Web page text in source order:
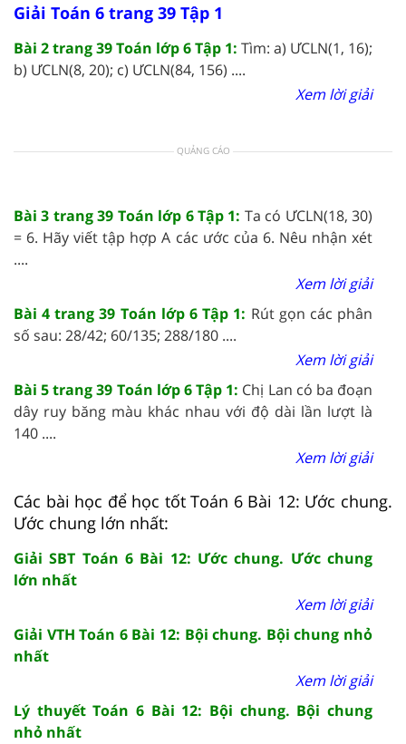
Giải Toán 6 trang 39 Tập 1
Bài 2 trang 39 Toán lớp 6 Tập 1: Tìm: a) ƯCLN(1, 16);
b) ƯCLN(8, 20); c) ƯCLN(84, 156) ....
Xem lời giải
QUẢNG CÁO
Bài 3 trang 39 Toán lớp 6 Tập 1: Ta có ƯCLN(18, 30)
= 6. Hãy viết tập hợp A các ước của 6. Nêu nhận xét
....
Xem lời giải
Bài 4 trang 39 Toán lớp 6 Tập 1: Rút gọn các phân
số sau: 28/42; 60/135; 288/180 ....
Xem lời giải
Bài 5 trang 39 Toán lớp 6 Tập 1: Chị Lan có ba đoạn
dây ruy băng màu khác nhau với độ dài lần lượt là
140 ....
Xem lời giải
Các bài học để học tốt Toán 6 Bài 12: Ước chung.
Ước chung lớn nhất:
Giải SBT Toán 6 Bài 12: Ước chung. Ước chung
lớn nhất
Xem lời giải
Giải VTH Toán 6 Bài 12: Bội chung. Bội chung nhỏ
nhất
Xem lời giải
Lý thuyết Toán 6 Bài 12: Bội chung. Bội chung
nhỏ nhất